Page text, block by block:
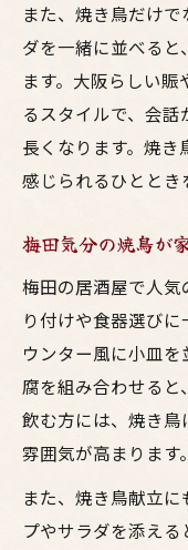
また、焼き鳥だけ
ダを一緒に並べる
ます。大阪らしい
るスタイルで、会
長くなります。焼
感じられるひととき
梅田気分の焼鳥が
梅田の居酒屋で人
り付けや食器選び
ウンター風に小皿
腐を組み合わせると
飲む方には、焼き
雰囲気が高まります。
また、焼き鳥献立
プやサラダを添え